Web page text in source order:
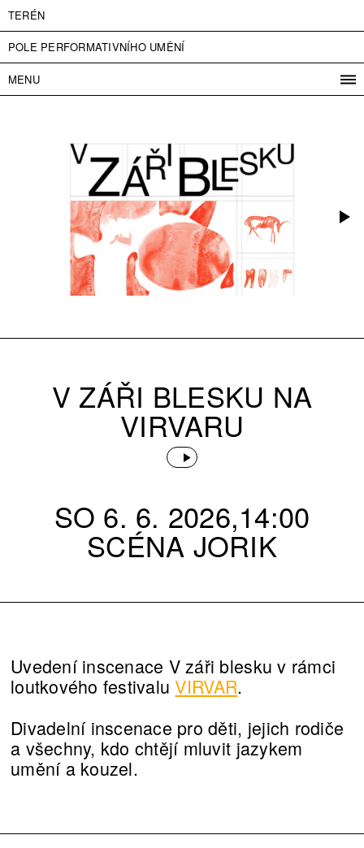
TERÉN
POLE PERFORMATIVNÍHO UMĚNÍ
MENU
VSTUPNÉ
PARTNEŘI
ENGLISH
V ZÁŘI BLESKU NA
VIRVARU
SO 6. 6. 2026,14:00
SCÉNA JORIK
Uvedení inscenace V záři blesku v rámci
loutkového festivaluVIRVAR.
Divadelní inscenace pro děti, jejich rodiče
a všechny, kdo chtějí mluvit jazykem
umění a kouzel.